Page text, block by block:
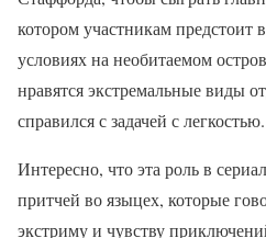
котором участникам
условиях на необитаемом
нравятся экстремальные виды
справился с задачей с легкостью.
Интересно, что эта роль в
притчей во языцех, которые
экстриму и чувству